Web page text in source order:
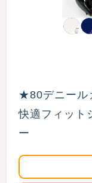
★80デニール
快適フィット
ー